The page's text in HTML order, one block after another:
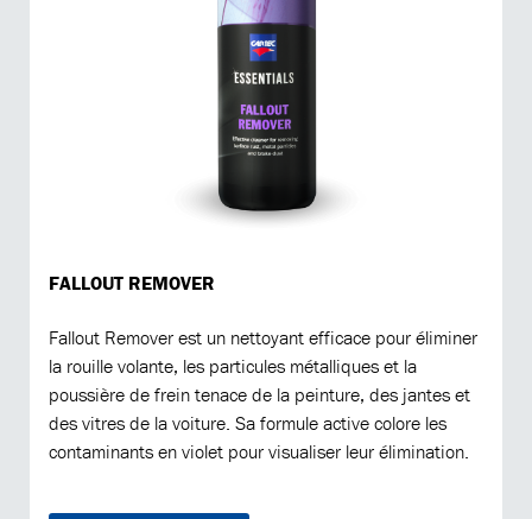
FALLOUT REMOVER
Fallout Remover est un nettoyant efficace pour éliminer
la rouille volante, les particules métalliques et la
poussière de frein tenace de la peinture, des jantes et
des vitres de la voiture. Sa formule active colore les
contaminants en violet pour visualiser leur élimination.